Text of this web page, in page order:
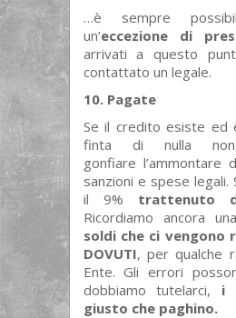
…è sempre
un’eccezione di
arrivati a questo
contattato un legale.
10. Pagate
Se il credito esiste ed
finta di nulla
gonfiare l’ammontare
sanzioni e spese legali.
il 9% trattenuto
Ricordiamo ancora
soldi che ci vengono
DOVUTI, per qualche
Ente. Gli errori
dobbiamo tutelarci, i
giusto che paghino.